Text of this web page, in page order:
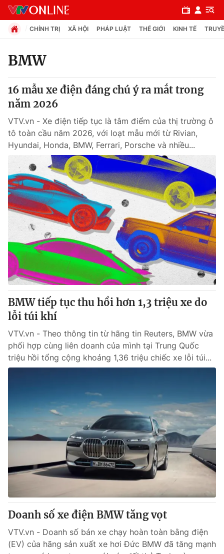
Chuyên mục
Chính trị
Xã hội
Pháp luật
Y tế
Thế giới
Tin tức
Thế giới đó đây
Câu chuyện quốc tế
Kinh tế
Tài chính
Thị trường
Góc doanh nghiệp
Dữ liệu và đời sống
Truyền hình
Hậu trường
Nhân vật
Giải sao mai
Giải trí
Điện ảnh
Đời sống
Chất lượng cuộc sống
Tuyển sinh
Học trực tuyến
Công nghệ
Hitech Công nghệ tương lai
Thị trường
Tư vấn
Giao lưu trực tuyến
Lịch phát sóng
Chuyên mục khác
Emagazine Podcast
CHÍNH TRỊ XÃ HỘI PHÁP LUẬT THẾ GIỚI KINH TẾ
BMW
16 mẫu xe điện đáng chú ý ra mắt trong
năm 2026
VTV.vn - Xe điện tiếp tục là tâm điểm của thị trường ô
tô toàn cầu năm 2026, với loạt mẫu mới từ Rivian,
Hyundai, Honda, BMW, Ferrari, Porsche và nhiều...
BMW tiếp tục thu hồi hơn 1,3 triệu xe do
lỗi túi khí
VTV.vn - Theo thông tin từ hãng tin Reuters, BMW vừa
phối hợp cùng liên doanh của mình tại Trung Quốc
triệu hồi tổng cộng khoảng 1,36 triệu chiếc xe lỗi túi...
Doanh số xe điện BMW tăng vọt
VTV.vn - Doanh số bán xe chạy hoàn toàn bằng điện
(EV) của hãng sản xuất xe hơi Đức BMW đã tăng mạnh